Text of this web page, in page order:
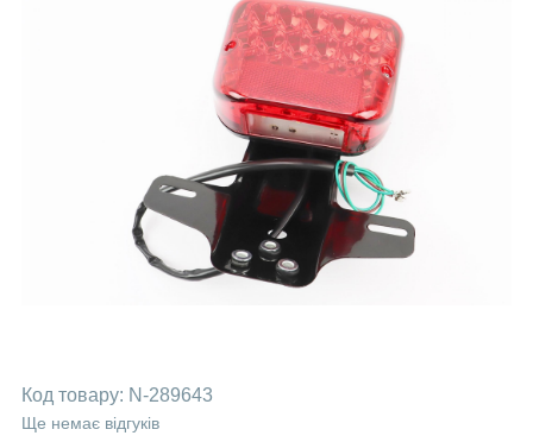
Код товару: N-289643
Ще немає відгуків